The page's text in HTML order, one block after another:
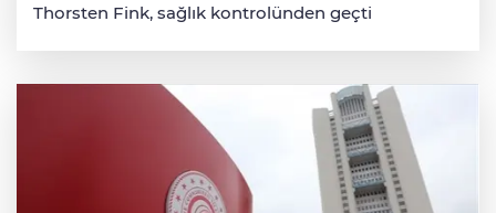
Thorsten Fink, sağlık kontrolünden geçti